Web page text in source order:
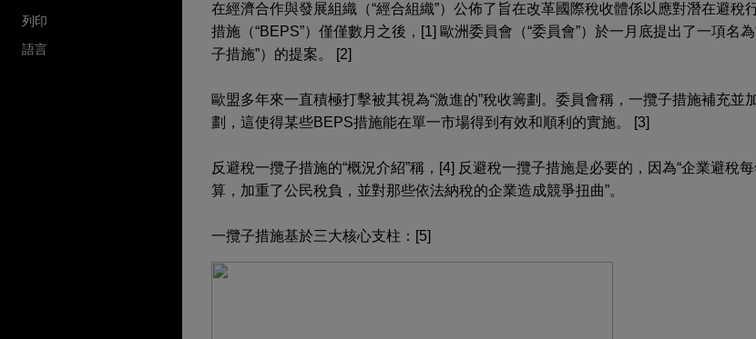
列印
語言
在經濟合作與發展組織（“經合組織”）公佈了旨在改革國際稅收體係以應對潛在避稅
措施（“BEPS”）僅僅數月之後，[1] 歐洲委員會（“委員會”）於一月底提出了一項名
子措施”）的提案。 [2]
歐盟多年來一直積極打擊被其視為“激進的”稅收籌劃。委員會稱，一攬子措施補充並
劃，這使得某些BEPS措施能在單一市場得到有效和順利的實施。 [3]
反避稅一攬子措施的“概況介紹”稱，[4] 反避稅一攬子措施是必要的，因為“企業避稅
算，加重了公民稅負，並對那些依法納稅的企業造成競爭扭曲”。
一攬子措施基於三大核心支柱：[5]